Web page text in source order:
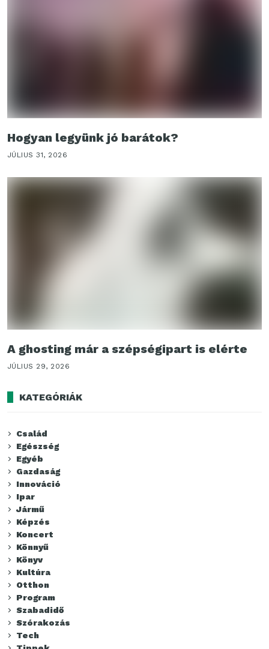
Hogyan legyünk jó barátok?
JÚLIUS 31, 2026
A ghosting már a szépségipart is elérte
JÚLIUS 29, 2026
KATEGÓRIÁK
Család
Egészség
Egyéb
Gazdaság
Innováció
Ipar
Jármű
Képzés
Koncert
Könnyű
Könyv
Kultúra
Otthon
Program
Szabadidő
Szórakozás
Tech